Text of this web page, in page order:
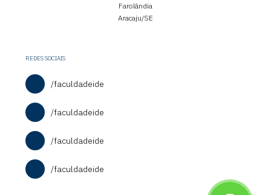
Farolândia
Aracaju/SE
REDES SOCIAIS
/faculdadeide
/faculdadeide
/faculdadeide
/faculdadeide